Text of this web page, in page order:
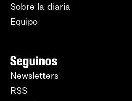
Sobre la diaria
Equipo
Seguinos
Newsletters
RSS